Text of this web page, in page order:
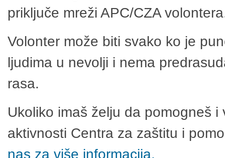
priključe mreži APC/CZA
Volonter može biti svako ko je
ljudima u nevolji i nema
rasa.
Ukoliko imaš želju da pomogneš
aktivnosti Centra za zaštitu i
nas za više informacija.